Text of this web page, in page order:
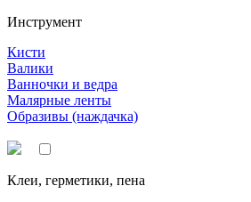
Инструмент
Кисти
Валики
Ванночки и ведра
Малярные ленты
Образивы (наждачка)
Клеи, герметики, пена